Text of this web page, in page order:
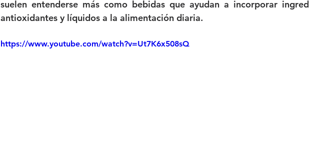
suelen entenderse más como bebidas que ayudan a incorporar
antioxidantes y líquidos a la alimentación diaria.
https://www.youtube.com/watch?v=Ut7K6x508sQ